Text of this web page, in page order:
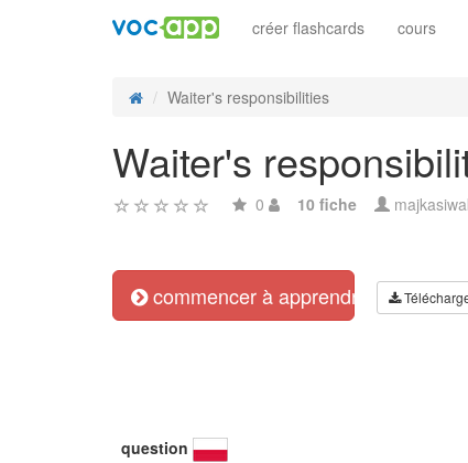
créer flashcards cours
Waiter's responsibilities
Waiter's
0 10 fiche
commencer à apprendre
question